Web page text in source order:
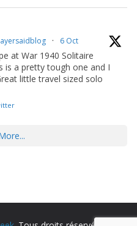
· 6 Oct
at War 1940 Solitaire
is a pretty tough one and I
little travel sized solo